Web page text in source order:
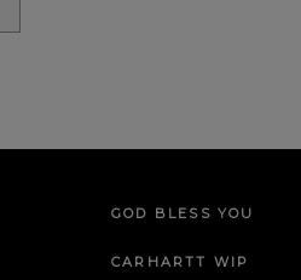
GOD BLESS YOU
CARHARTT WIP